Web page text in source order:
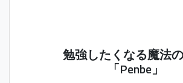
勉強したくなる魔法
「Penbe」